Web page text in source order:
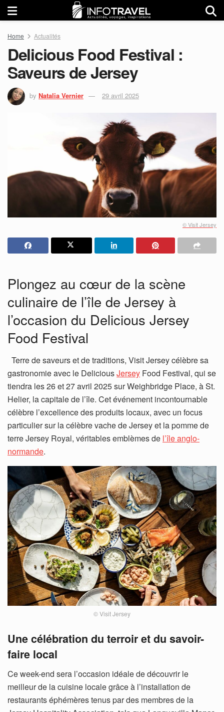
Home Actualités
Delicious Food Festival :
Saveurs de Jersey
by Natalia Vernier 29 avril 2025
© Visit Jersey
Plongez au cœur de la scène
culinaire de l’île de Jersey à
l’occasion du Delicious Jersey
Food Festival
Terre de saveurs et de traditions, Visit Jersey célèbre sa
gastronomie avec le DeliciousJersey Food Festival, qui se
tiendra les 26 et 27 avril 2025 sur Weighbridge Place, à St.
Helier, la capitale de l’île. Cet événement incontournable
célèbre l’excellence des produits locaux, avec un focus
particulier sur la célèbre vache de Jersey et la pomme de
terre Jersey Royal, véritables emblèmes de l’île anglo-
normande.
© Visit Jersey
Une célébration du terroir et du savoir-
faire local
Ce week-end sera l’occasion idéale de découvrir le
meilleur de la cuisine locale grâce à l’installation de
restaurants éphémères tenus par des membres de la